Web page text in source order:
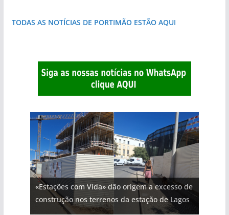
TODAS AS NOTÍCIAS DE PORTIMÃO ESTÃO AQUI
«Estações com Vida» dão origem a excesso de
construção nos terrenos da estação de Lagos